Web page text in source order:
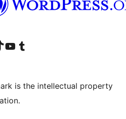
account
ons TikTok account
Bezoek ons YouTube kanaalBezoek ons Tumblr account
is the intellectual property